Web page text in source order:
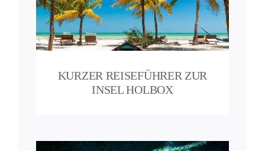
KURZER REISEFÜHRER ZUR
INSEL HOLBOX